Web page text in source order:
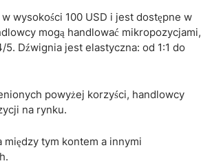
wysokości 100 USD i jest dostępne w
mogą handlować mikropozycjami,
Dźwignia jest elastyczna: od 1:1 do
powyżej korzyści, handlowcy
na rynku.
tym kontem a innymi